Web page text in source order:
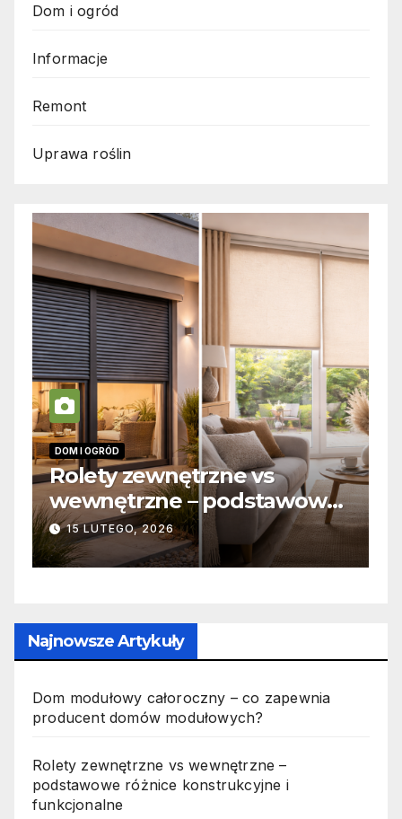
Dom i ogród
Informacje
Remont
Uprawa roślin
zewnętrzne vs
– podstawowe
konstrukcyjne i
2026
INFORMACJE
Zabicie
jak
19
Najnowsze Artykuły
Dom modułowy całoroczny – co zapewnia
producent domów modułowych?
Rolety zewnętrzne vs wewnętrzne –
podstawowe różnice konstrukcyjne i
funkcjonalne